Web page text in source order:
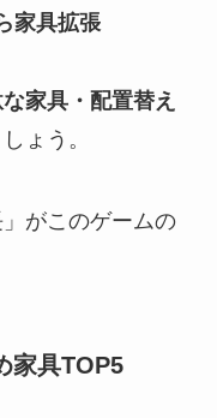
家具拡張
家具・配置替え
ょう。
」がこのゲームの
家具TOP5